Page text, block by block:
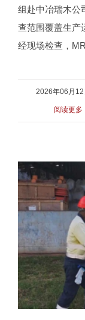
组赴中冶瑞木公
查范围覆盖生产
经现场检查，
2026年06月12
阅读更多